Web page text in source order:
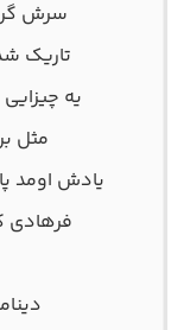
ﺳﺮش
ﺗﺎرﻳﮏ
ﻳﻪ
ﻣﺜﻞ
ﻳﺎدش
ﻓﺮﻫﺎدی